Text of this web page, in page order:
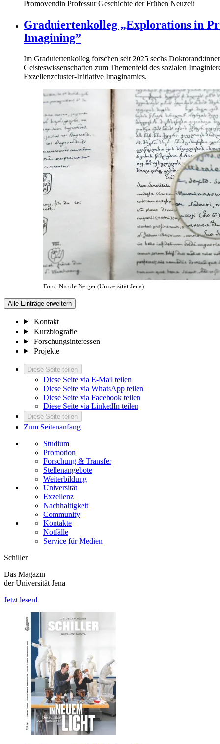
Promovendin Professur Geschichte der Frühen Neuzeit
Graduiertenkolleg „Explorations in
Imagining”
Im Graduiertenkolleg forschen seit 2025 sechs
Geisteswissenschaften zum Themenfeld des sozialen
Exzellenzcluster-Initiative Imaginamics.
Foto: Nicole Nerger (Universität Jena)
Alle Einträge erweitern
Kontakt
Kurzbiografie
Forschungsinteressen
Projekte
Diese Seite teilen
Diese Seite via E-Mail teilen
Diese Seite via WhatsApp teilen
Diese Seite via Facebook teilen
Diese Seite via LinkedIn teilen
Diese Seite teilen
Zum Seitenanfang
Studium
Promotion
Forschung & Transfer
Stellenangebote
Weiterbildung
Universität
Exzellenz
Nachhaltigkeit
Community
Kontakte
Notfälle
Service für Medien
Schiller
Das Magazin
der Universität Jena
Jetzt lesen!